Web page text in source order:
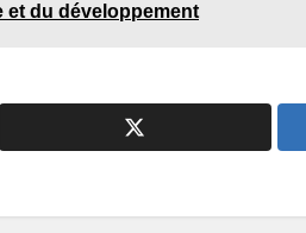
et du développement